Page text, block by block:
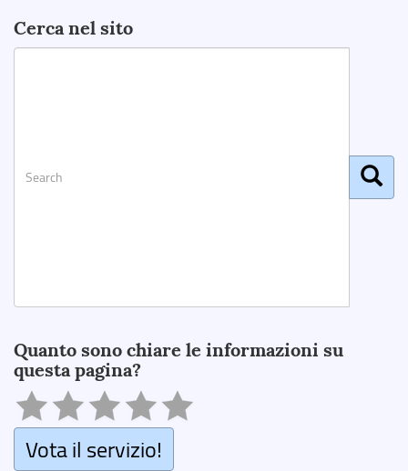
Cerca nel sito
Quanto sono chiare le informazioni su
questa pagina?
Vota il servizio!